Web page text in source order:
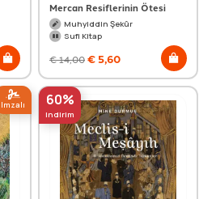
Mercan Resiflerinin Ötesi
Muhyiddin Şekûr
Sufi Kitap
€14,00€ 5,60
Imzalı 60%
indirim